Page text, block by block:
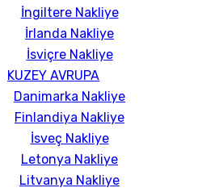
İngiltere Nakliye
İrlanda Nakliye
İsviçre Nakliye
KUZEY AVRUPA
Danimarka Nakliye
Finlandiya Nakliye
İsveç Nakliye
Letonya Nakliye
Litvanya Nakliye